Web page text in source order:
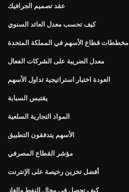
عقد تصميم الجرافيك
كيف تحسب معدل العائد السنوي
مخططات قطاع الأسهم في المملكة المتحدة
معدل الضريبة على الشركات الفعال
العودة اختبار استراتيجية تداول الأسهم
يقتبس السبابة
المواد التجارية السلعية
الأسهم يتدفقون التطبيق
مؤشر القطاع المصرفي
أفضل تخزين رخيصة على الإنترنت
كيف تحصل في مجال النفط والغاز